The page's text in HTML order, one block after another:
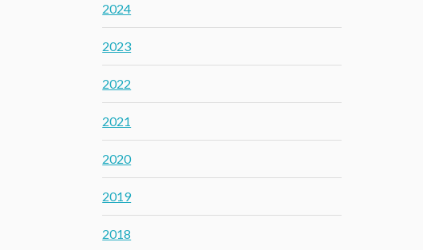
2024
2023
2022
2021
2020
2019
2018